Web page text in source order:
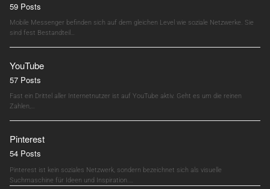
59 Posts
Mobile Messenger befinden sich auf dem gleichen Level wie soziale Netzwerke. Sie
sind fest Bestandteil…
YouTube
57 Posts
Fast ein Drittel aller Internetnutzer ist auf YouTube aktiv. Geht es um die reinen
Zahlen,…
Pinterest
54 Posts
Pinterest ist kein soziales Netzwerk, sondern bezeichnet sich als visuelle
Suchmaschine für Ideen und Inspiration.…